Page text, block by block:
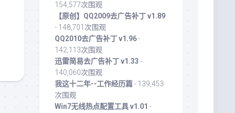
154,577次围观
【原创】QQ2009去广告补丁 v1.89
- 148,701次围观
QQ2010去广告补丁 v1.96-
142,113次围观
迅雷简易去广告补丁 v1.33 -
140,060次围观
我这十二年--工作经历篇- 139,453
次围观
Win7无线热点配置工具 v1.01 -